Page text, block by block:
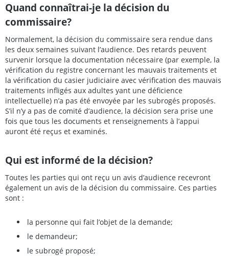
Quand connaîtrai-je la décision du
commissaire?
Normalement, la décision du commissaire sera rendue dans
les deux semaines suivant l’audience. Des retards peuvent
survenir lorsque la documentation nécessaire (par exemple, la
vérification du registre concernant les mauvais traitements et
la vérification du casier judiciaire avec vérification des mauvais
traitements infligés aux adultes yant une déficience
intellectuelle) n’a pas été envoyée par les subrogés proposés.
S’il n’y a pas de comité d’audience, la décision sera prise une
fois que tous les documents et renseignements à l’appui
auront été reçus et examinés.
Qui est informé de la décision?
Toutes les parties qui ont reçu un avis d’audience recevront
également un avis de la décision du commissaire. Ces parties
sont :
la personne qui fait l’objet de la demande;
le demandeur;
le subrogé proposé;